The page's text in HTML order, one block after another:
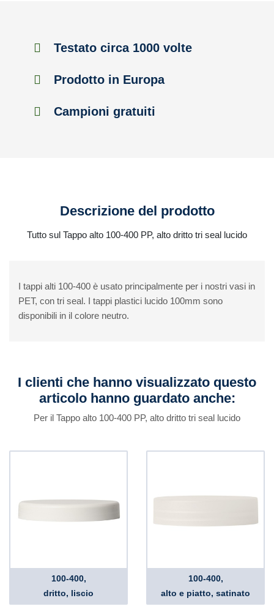
Testato circa 1000 volte
Prodotto in Europa
Campioni gratuiti
Descrizione del prodotto
Tutto sul Tappo alto 100-400 PP, alto dritto tri seal lucido
I tappi alti 100-400 è usato principalmente per i nostri vasi in
PET, con tri seal. I tappi plastici lucido 100mm sono
disponibili in il colore neutro.
I clienti che hanno visualizzato questo
articolo hanno guardato anche:
Per il Tappo alto 100-400 PP, alto dritto tri seal lucido
100-400,
dritto, liscio
100-400,
alto e piatto, satinato